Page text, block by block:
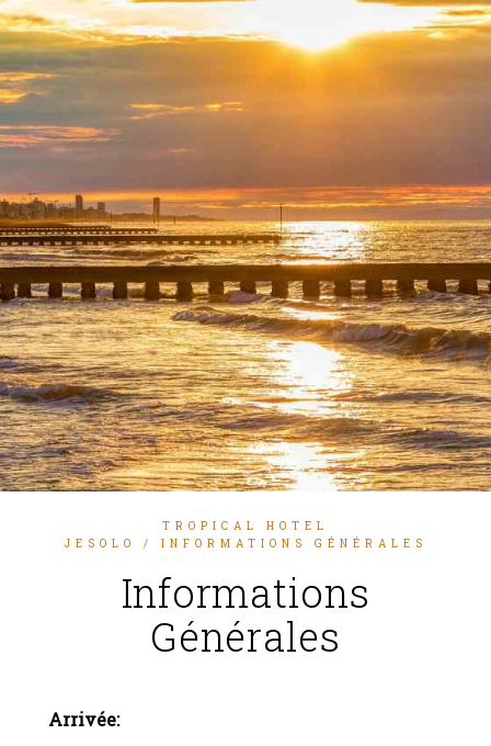
TROPICAL HOTEL
JESOLO
/ INFORMATIONS GÉNÉRALES
Informations
Générales
Arrivée: